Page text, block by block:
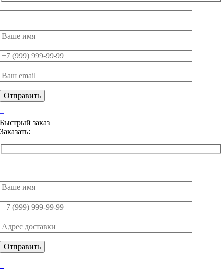
+
Быстрый заказ
Заказать:
+